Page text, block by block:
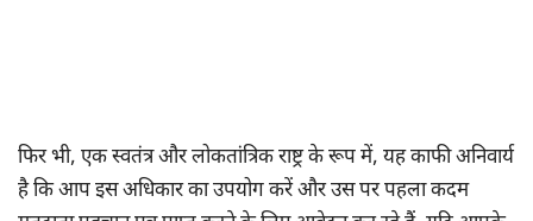
फिर भी, एक स्वतंत्र और लोकतांत्रिक राष्ट्र के रूप में, यह काफी अनिवार्य
है कि आप इस अधिकार का उपयोग करें और उस पर पहला कदम